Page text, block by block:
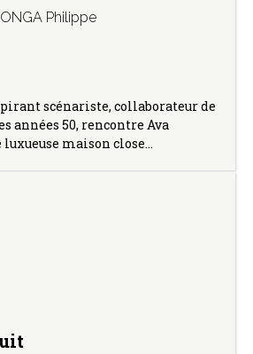
Philippe
scénariste, collaborateur de
années 50, rencontre Ava
luxueuse maison close…